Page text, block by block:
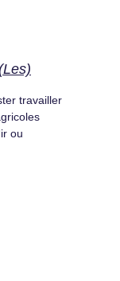
travailler
ou